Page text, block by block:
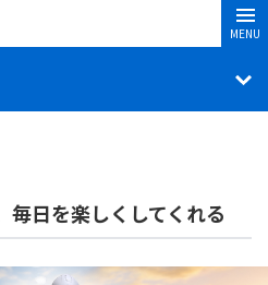
MENU
毎日を楽しくしてくれる